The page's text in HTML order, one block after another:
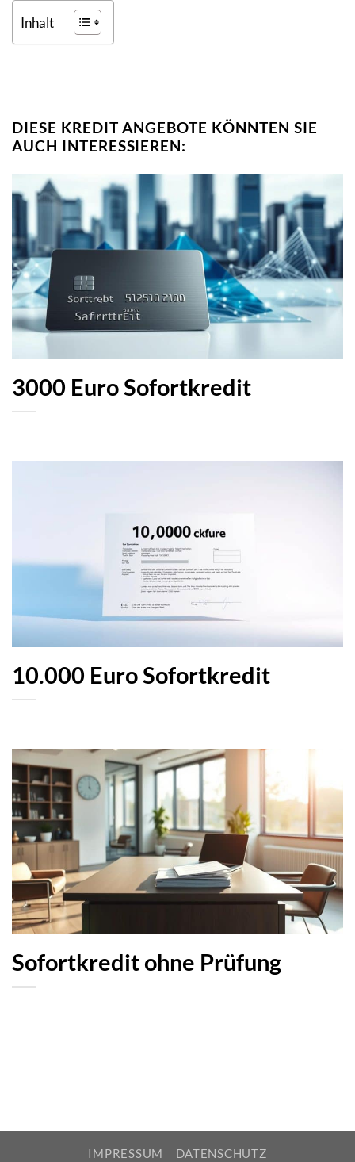
Inhalt
DIESE KREDIT ANGEBOTE KÖNNTEN SIE
AUCH INTERESSIEREN:
3000 Euro Sofortkredit
10.000 Euro Sofortkredit
Sofortkredit ohne Prüfung
IMPRESSUM DATENSCHUTZ